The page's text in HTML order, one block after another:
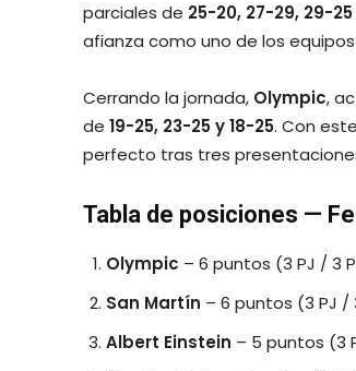
parciales de 25-20, 27-29, 29-25
afianza como uno de los
Cerrando la jornada, Olympic,
de 19-25, 23-25 y 18-25. Con
perfecto tras tres
Tabla de posiciones —
Olympic – 6 puntos (3 PJ / 3
San Martín – 6 puntos (3 PJ /
Albert Einstein – 5 puntos (3